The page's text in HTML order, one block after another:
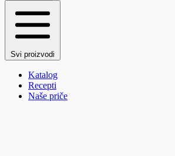
Svi proizvodi
Katalog
Recepti
Naše priče